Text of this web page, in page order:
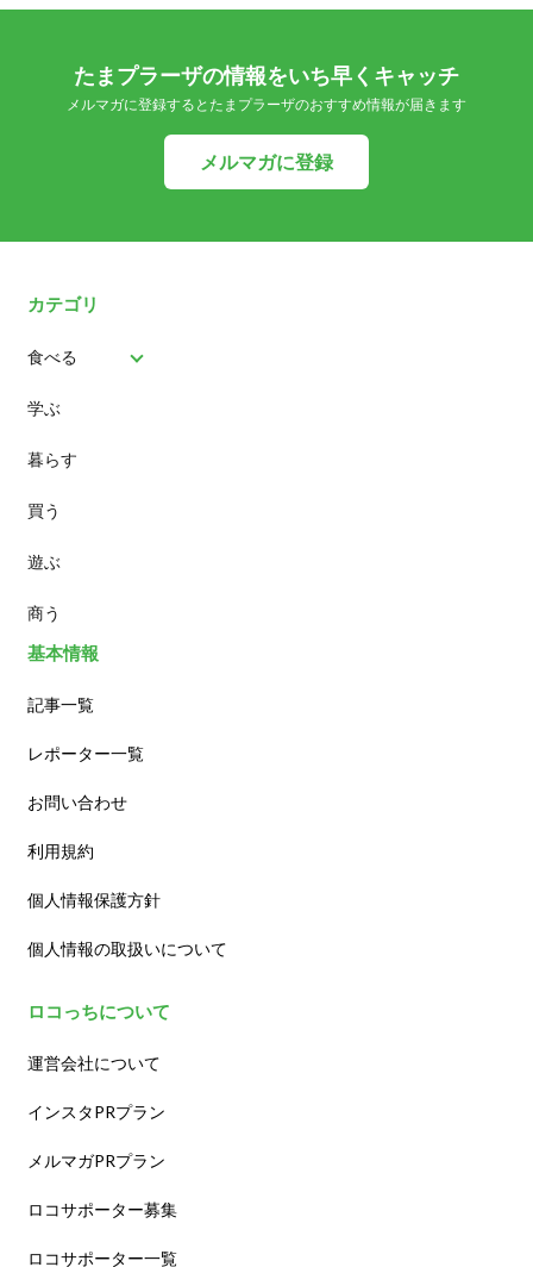
たまプラーザの情報をいち早くキャッチ
メルマガに登録するとたまプラーザのおすすめ情報が届きます
メルマガに登録
カテゴリ
食べる
パン
スイーツ
ランチ
カフェ
学ぶ
暮らす
買う
遊ぶ
商う
基本情報
記事一覧
レポーター一覧
お問い合わせ
利用規約
個人情報保護方針
個人情報の取扱いについて
ロコっちについて
運営会社について
インスタPRプラン
メルマガPRプラン
ロコサポーター募集
ロコサポーター一覧